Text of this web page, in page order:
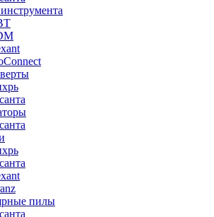
пилы